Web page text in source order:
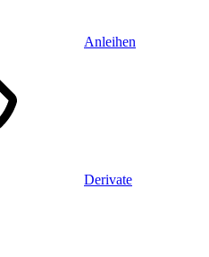
Anleihen
Derivate